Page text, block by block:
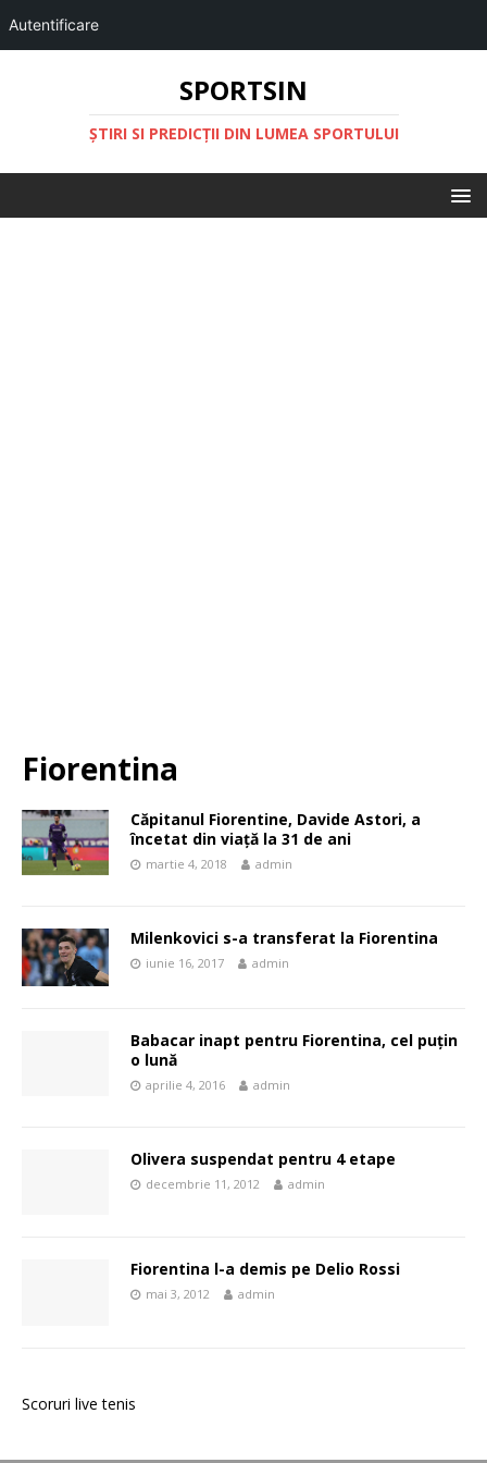
Autentificare
SPORTSIN
ŞTIRI SI PREDICŢII DIN LUMEA SPORTULUI
Fiorentina
Căpitanul Fiorentine, Davide Astori, a
încetat din viață la 31 de ani
martie 4, 2018 admin
Milenkovici s-a transferat la Fiorentina
iunie 16, 2017 admin
Babacar inapt pentru Fiorentina, cel puțin
o lună
aprilie 4, 2016 admin
Olivera suspendat pentru 4 etape
decembrie 11, 2012 admin
Fiorentina l-a demis pe Delio Rossi
mai 3, 2012 admin
Scoruri live tenis